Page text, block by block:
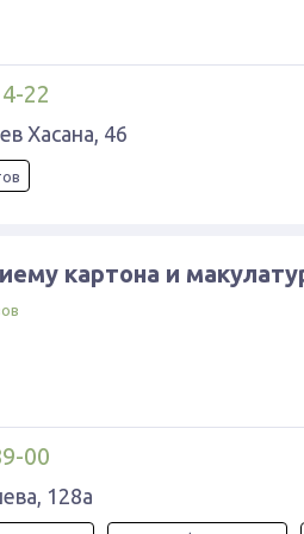
22
Хасана, 46
картона и
00
128а